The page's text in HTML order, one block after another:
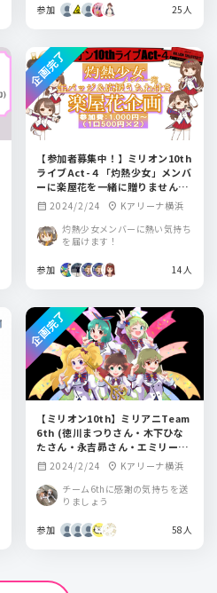
参加 25人
【参加者募集中！】ミリオン10th
ライブAct-４「灼熱少女」メンバ
ーに楽屋花を一緒に贈りません
か？(種田梨沙、藤井ゆきよ、上田
麗奈、桐谷蝶々、稲川英里)
calendar_month 2024/2/24 location_on Kアリーナ横浜
灼熱少女メンバーに熱い気持ち
を届けます！
参加 14人
企画完了
【ミリオン10th】ミリアニTeam
6th (徳川まつりさん・木下ひな
たさん・永吉昴さん・エミリース
チュアートさん・島原エレナさん)
宛にフラワースタンドを贈りませ
んか？
calendar_month 2024/2/24 location_on Kアリーナ横浜
チーム6thに感謝の気持ちを送
りましょう
参加 58人
企画完了